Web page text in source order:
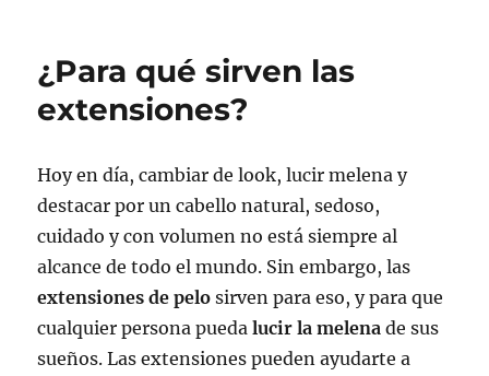
¿Para qué sirven las
extensiones?
Hoy en día, cambiar de look, lucir melena y
destacar por un cabello natural, sedoso,
cuidado y con volumen no está siempre al
alcance de todo el mundo. Sin embargo, las
extensiones de pelo sirven para eso, y para que
cualquier persona puedalucir la melena de sus
sueños. Las extensiones pueden ayudarte a